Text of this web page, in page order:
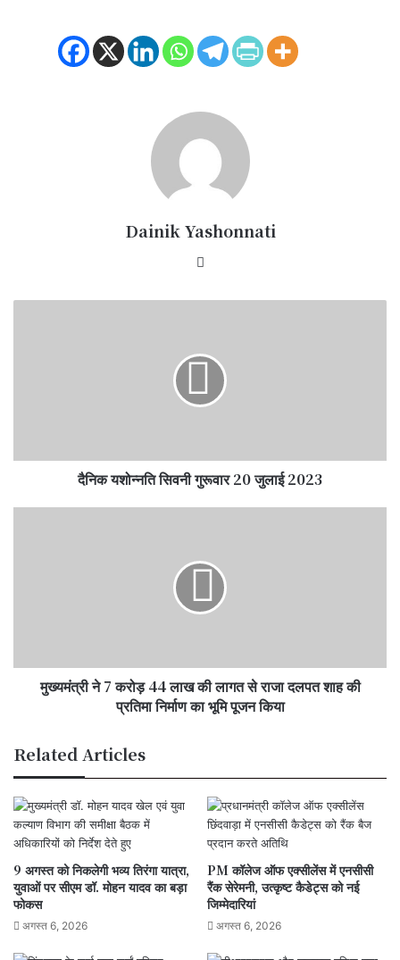
Dainik Yashonnati
दैनिक यशोन्नति सिवनी गुरूवार 20 जुलाई 2023
से
प्रतिमा
निर्माण
का
भूमि
पूजन
मुख्यमंत्री ने 7 करोड़ 44 लाख की लागत से राजा दलपत शाह की
प्रतिमा निर्माण का भूमि पूजन किया
Related Articles
9 अगस्त को निकलेगी भव्य तिरंगा यात्रा,
युवाओं पर सीएम डॉ. मोहन यादव का बड़ा
फोकस
अगस्त 6, 2026
PM कॉलेज ऑफ एक्सीलेंस में एनसीसी
रैंक सेरेमनी, उत्कृष्ट कैडेट्स को नई
जिम्मेदारियां
अगस्त 6, 2026